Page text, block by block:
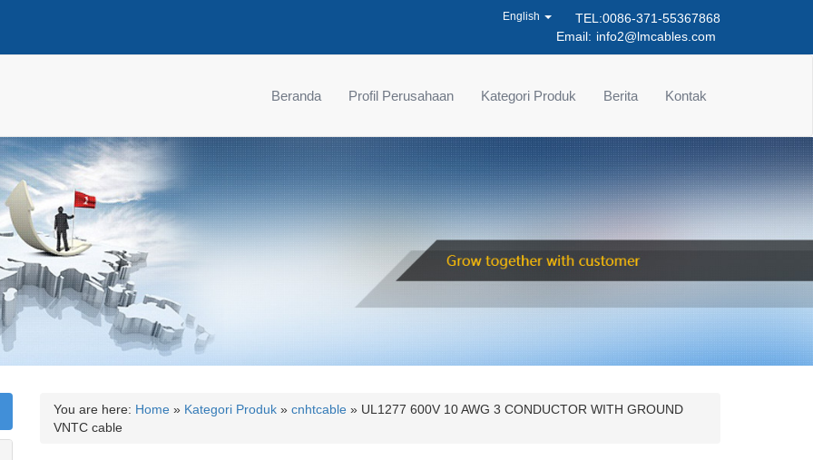
TEL:0086-371-55367868
Email: info2@lmcables.com
English
Beranda Profil Perusahaan Kategori Produk Berita Kontak
You are here: Home » Kategori Produk » cnhtcable » UL1277 600V 10 AWG 3 CONDUCTOR WITH GROUND
VNTC cable